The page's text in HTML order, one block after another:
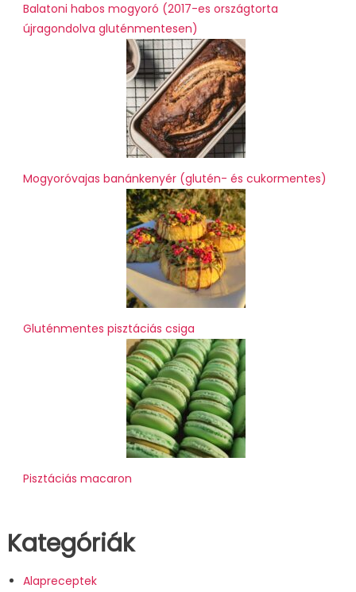
Balatoni habos mogyoró (2017-es országtorta
újragondolva gluténmentesen)
Mogyoróvajas banánkenyér (glutén- és cukormentes)
Gluténmentes pisztáciás csiga
Pisztáciás macaron
Kategóriák
Alapreceptek